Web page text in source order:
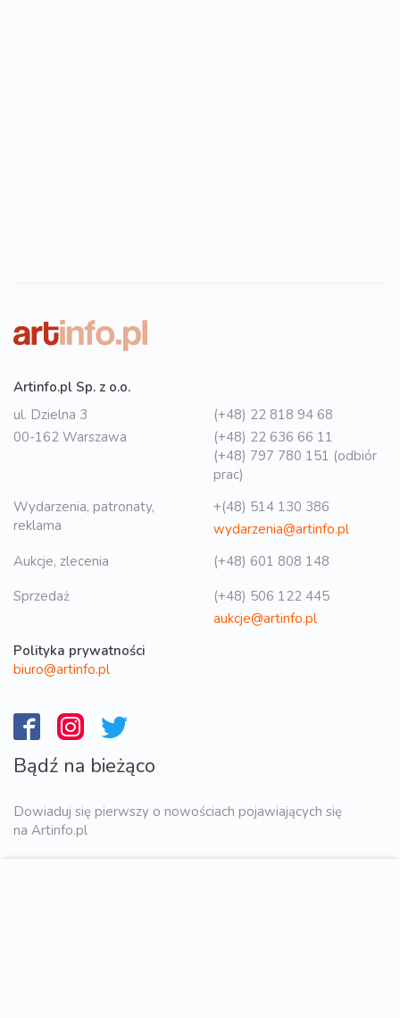
Artinfo.pl Sp. z o.o.
ul. Dzielna 3
00-162 Warszawa
(+48) 22 818 94 68
(+48) 22 636 66 11
(+48) 797 780 151 (odbiór
prac)
Wydarzenia, patronaty,
reklama
+(48) 514 130 386
wydarzenia@artinfo.pl
Aukcje, zlecenia
(+48) 601 808 148
Sprzedaż
(+48) 506 122 445
aukcje@artinfo.pl
Polityka prywatności
biuro@artinfo.pl
Bądź na bieżąco
Dowiaduj się pierwszy o nowościach pojawiających się
na Artinfo.pl